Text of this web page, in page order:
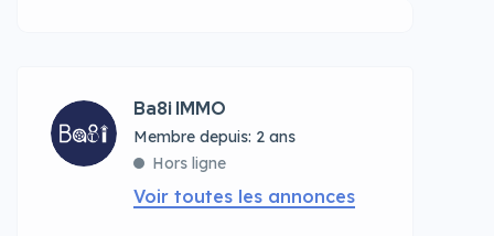
Ba8i IMMO
Membre depuis: 2 ans
Hors ligne
Voir toutes les annonces